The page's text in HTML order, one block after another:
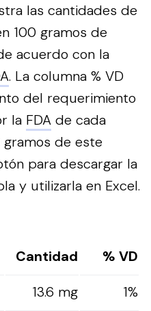
las cantidades de
100 gramos de
acuerdo con la
. La columna % VD
del requerimiento
la FDA de cada
gramos de este
para descargar la
y utilizarla en Excel.
Cantidad
% VD
13.6 mg
1%